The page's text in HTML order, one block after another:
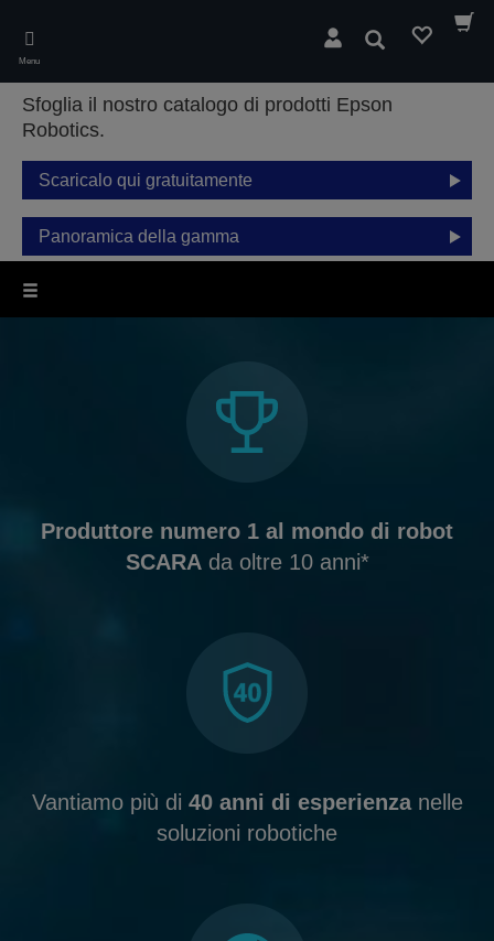
main
content
Menu
Cerca
Sfoglia il nostro catalogo di prodotti Epson
Robotics.
Scaricalo qui gratuitamente
Panoramica della gamma
Produttore numero 1 al mondo di robot
SCARAda oltre 10 anni*
Vantiamo più di 40 anni di esperienzanelle
soluzioni robotiche